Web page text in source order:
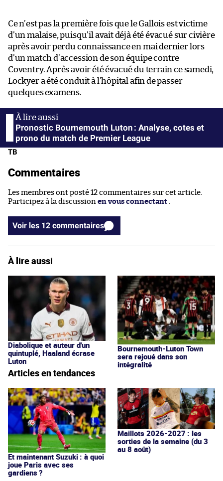
Ce n’est pas la première fois que le Gallois est victime
d’un malaise, puisqu’il avait déjà été évacué sur civière
après avoir perdu connaissance en mai dernier lors
d’un match d’accession de son équipe contre
Coventry. Après avoir été évacué du terrain ce samedi,
Lockyer a été conduit à l’hôpital afin de passer
quelques examens.
Pronostic Bournemouth Luton : Analyse, cotes et
prono du match de Premier League
TB
Commentaires
Les membres ont posté 12 commentaires sur cet article.
Participez à la discussion en vous connectant .
Voir les 12 commentaires
À lire aussi
Diabolique et auteur d'un
quintuplé, Haaland écrase
Luton
Bournemouth-Luton Town
sera rejoué dans son
intégralité
Articles en tendances
Et maintenant Suzuki : à quoi
joue Paris avec ses
gardiens ?
Maillots 2026-2027 : les
sorties de la semaine (du 3
au 8 août)